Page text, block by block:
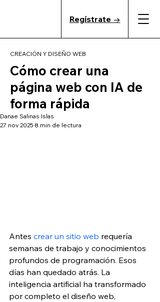
Regístrate →
CREACIÓN Y DISEÑO WEB
Cómo crear una
página web con IA de
forma rápida
Danae Salinas Islas
27 nov 2025 8 min de lectura
Antes crear un sitio web requería
semanas de trabajo y conocimientos
profundos de programación. Esos
días han quedado atrás. La
inteligencia artificial ha transformado
por completo el diseño web,